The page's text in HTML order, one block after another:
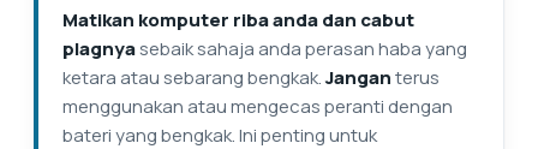
Matikan komputer riba anda dan cabut
plagnyasebaik sahaja anda perasan haba yang
ketara atau sebarang bengkak.Janganterus
menggunakan atau mengecas peranti dengan
bateri yang bengkak. Ini penting untuk